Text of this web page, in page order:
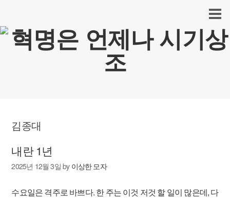
김종대
내란 1년
2025년 12월 3일 by 이상한 모자
수요일은 격주로 바쁘다. 한 주는 이것 저것 할 일이 많은데, 다